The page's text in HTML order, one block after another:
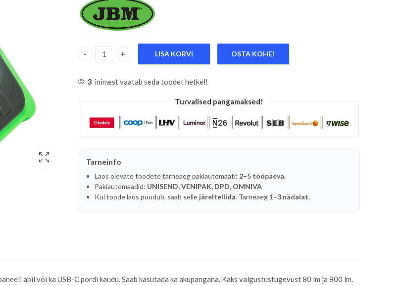
SOLAR VÕI USB-C LAETAV LED AKUPANK/TÖÖLAMP/TÖÖVALGUSTI/KANDELAMP SOLAR
LISA KORVI OSTA KOHE!
3 inimest vaatab seda toodet hetkel!
Turvalised pangamaksed!
Tarneinfo
Laos olevate toodete tarneaeg pakiautomaati: 2–5 tööpäeva.
Pakiautomaadid: UNISEND, VENIPAK, DPD, OMNIVA
Kui toode laos puudub, saab selle järeltellida. Tarneaeg 1–3 nädalat.
abil või ka USB-C pordi kaudu. Saab kasutada ka akupangana. Kaks valgustustugevust 80 lm ja 800 lm.